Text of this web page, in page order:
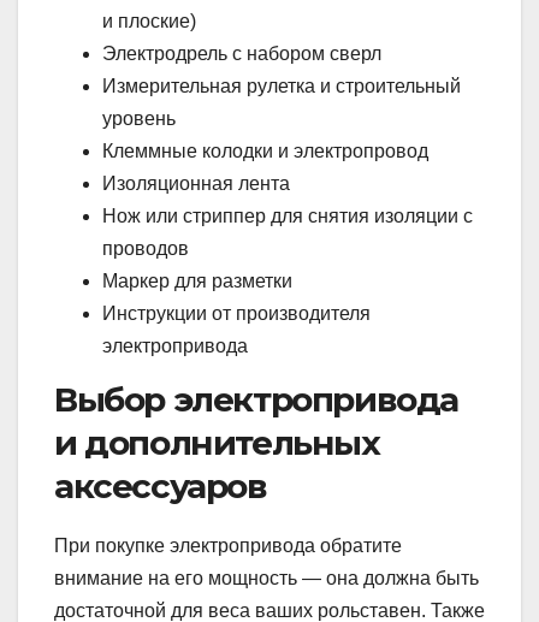
и плоские)
Электродрель с набором сверл
Измерительная рулетка и строительный
уровень
Клеммные колодки и электропровод
Изоляционная лента
Нож или стриппер для снятия изоляции с
проводов
Маркер для разметки
Инструкции от производителя
электропривода
Выбор электропривода
и дополнительных
аксессуаров
При покупке электропривода обратите
внимание на его мощность — она должна быть
достаточной для веса ваших рольставен. Также